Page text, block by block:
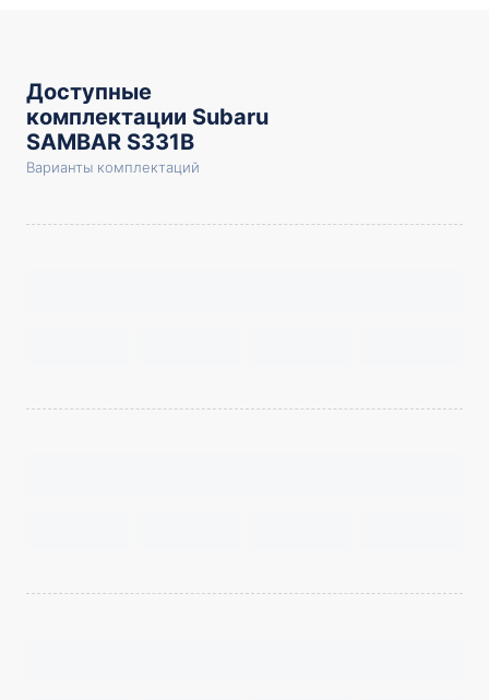
Доступные
комплектации Subaru
SAMBAR S331B
Варианты комплектаций